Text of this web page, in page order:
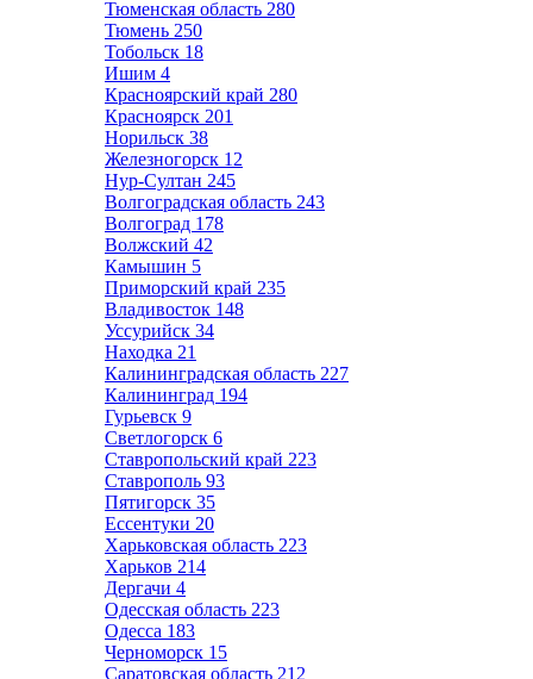
Тюменская область 280
Тюмень 250
Тобольск 18
Ишим 4
Красноярский край 280
Красноярск 201
Норильск 38
Железногорск 12
Нур-Султан 245
Волгоградская область 243
Волгоград 178
Волжский 42
Камышин 5
Приморский край 235
Владивосток 148
Уссурийск 34
Находка 21
Калининградская область 227
Калининград 194
Гурьевск 9
Светлогорск 6
Ставропольский край 223
Ставрополь 93
Пятигорск 35
Ессентуки 20
Харьковская область 223
Харьков 214
Дергачи 4
Одесская область 223
Одесса 183
Черноморск 15
Саратовская область 212